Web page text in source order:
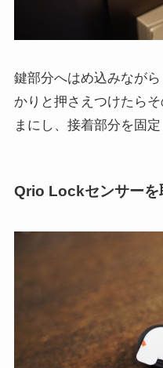
鍵部分へはめ込みなが
かりと押さえつけたら
まにし、接着部分を固定
Qrio Lockセンサーを